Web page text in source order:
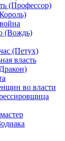
(Профессор)
(Вождь)
(Петух)
власть
во власти